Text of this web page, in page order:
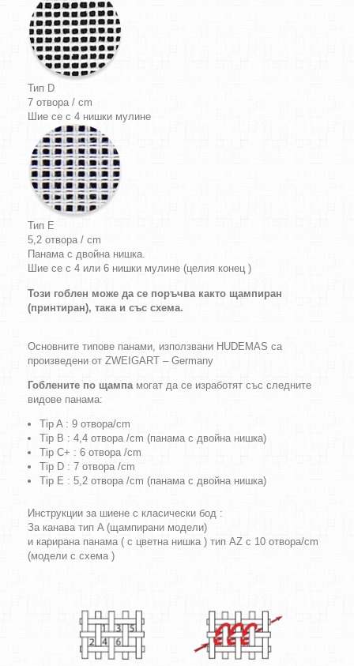
Тип D
7 отвора / cm
Шие се с 4 нишки мулине
Тип E
5,2 отвора / cm
Панама с двойна нишка.
Шие се с 4 или 6 нишки мулине (целия конец )
Този гоблен може да се поръчва както щампиран
(принтиран), така и със схема.
Основните типове панами, използвани HUDEMAS са
произведени от ZWEIGART – Germany
Гоблените по щампамогат да се изработят със следните
видове панама:
Tip A : 9 отвора/cm
Tip B : 4,4 отвора /cm (панама с двойна нишка)
Tip C+ : 6 отвора /cm
Tip D : 7 отвора /cm
Tip E : 5,2 отвора /cm (панама с двойна нишка)
Инструкции за шиене с класически бод :
За канава тип A (щампирани модели)
и карирана панама ( с цветна нишка ) тип AZ с 10 отвора/cm
(модели с схема )